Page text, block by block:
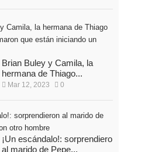
Brian Buley y Camila, la
hermana de Thiago...
Mar 12, 2023 0
¡Un escándalo!: sorprendieron
al marido de Pepe...